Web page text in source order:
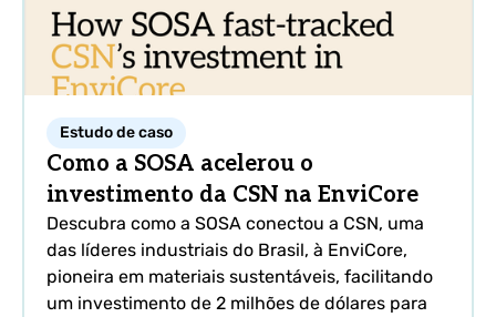
Estudo de caso
Como a SOSA acelerou o
investimento da CSN na EnviCore
Descubra como a SOSA conectou a CSN, uma
das líderes industriais do Brasil, à EnviCore,
pioneira em materiais sustentáveis, facilitando
um investimento de 2 milhões de dólares para